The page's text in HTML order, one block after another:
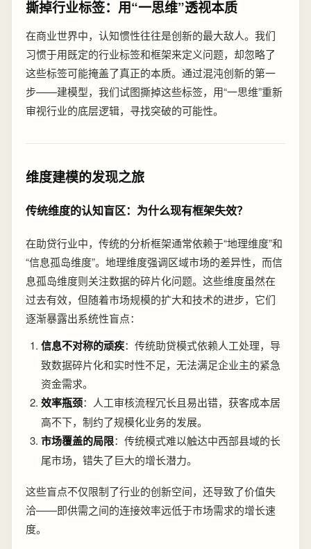
撕掉行业标签：用“一思维”透视本质
在商业世界中，认知惯性往往是创新的最大敌人。我们
习惯于用既定的行业标签和框架来定义问题，却忽略了
这些标签可能掩盖了真正的本质。通过混沌创新的第一
步——建模型，我们试图撕掉这些标签，用“一思维”重新
审视行业的底层逻辑，寻找突破的可能性。
维度建模的发现之旅
传统维度的认知盲区：为什么现有框架失效？
在助贷行业中，传统的分析框架通常依赖于“地理维度”和
“信息孤岛维度”。地理维度强调区域市场的差异性，而信
息孤岛维度则关注数据的碎片化问题。这些维度虽然在
过去有效，但随着市场规模的扩大和技术的进步，它们
逐渐暴露出系统性盲点：
信息不对称的顽疾：传统助贷模式依赖人工处理，导
致数据碎片化和实时性不足，无法满足企业主的紧急
资金需求。
效率瓶颈：人工审核流程冗长且易出错，获客成本居
高不下，制约了规模化业务的发展。
市场覆盖的局限：传统模式难以触达中西部县域的长
尾市场，错失了巨大的增长潜力。
这些盲点不仅限制了行业的创新空间，还导致了价值失
洽——即供需之间的连接效率远低于市场需求的增长速
度。